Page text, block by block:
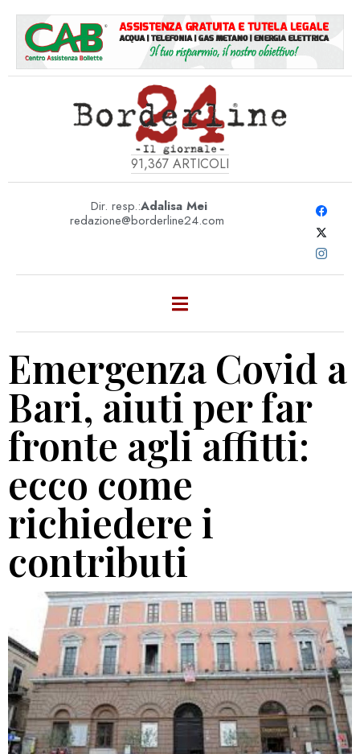
91,367 ARTICOLI
Dir. resp.:Adalisa Mei
redazione@borderline24.com
Emergenza Covid a
Bari, aiuti per far
fronte agli affitti:
ecco come
richiedere i
contributi